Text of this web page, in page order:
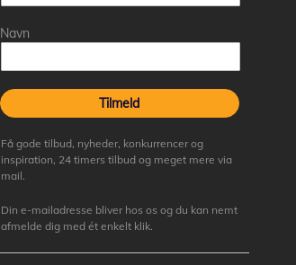
Navn
Tilmeld
Få gode tilbud, nyheder, konkurrencer og
inspiration, 24 timers tilbud og meget mere via
mail.
Din e-mailadresse bliver hos os og du kan nemt
afmelde dig med ét enkelt klik.